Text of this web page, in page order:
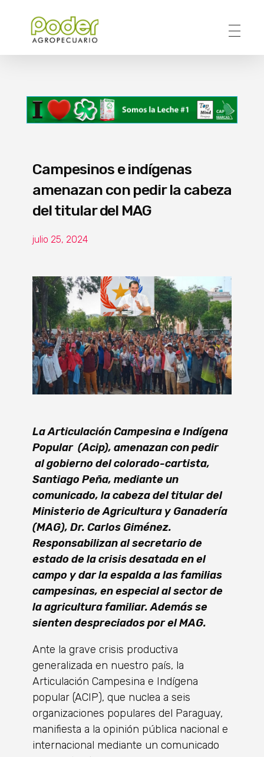
Campesinos e indígenas
amenazan con pedir la cabeza
del titular del MAG
julio 25, 2024
La Articulación Campesina e Indígena
Popular (Acip), amenazan con pedir
al gobierno del colorado-cartista,
Santiago Peña, mediante un
comunicado, la cabeza del titular del
Ministerio de Agricultura y Ganadería
(MAG), Dr. Carlos Giménez.
Responsabilizan al secretario de
estado de la crisis desatada en el
campo y dar la espalda a las familias
campesinas, en especial al sector de
la agricultura familiar. Además se
sienten despreciados por el MAG.
Ante la grave crisis productiva
generalizada en nuestro país, la
Articulación Campesina e Indígena
popular (ACIP), que nuclea a seis
organizaciones populares del Paraguay,
manifiesta a la opinión pública nacional e
internacional mediante un comunicado